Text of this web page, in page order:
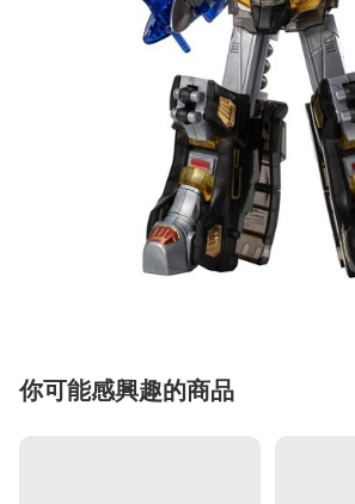
你可能感興趣的商品